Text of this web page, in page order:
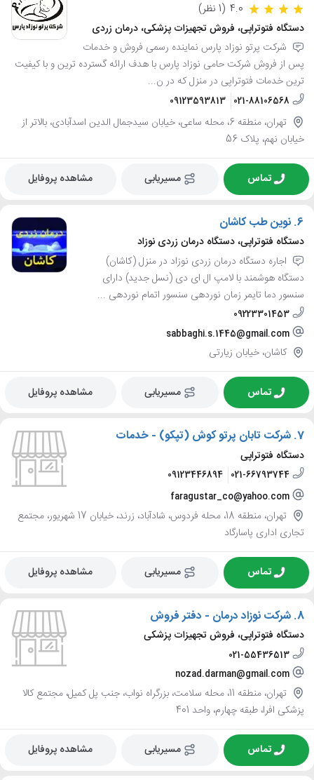
4.0 (1 نظر)
دستگاه فتوتراپی، فروش تجهیزات پزشکی، درمان زردی
شرکت پرتو نوزاد پارس نماینده رسمی فروش و خدمات
پس از فروش شرکت حامی نوزاد پارس با هدف ارائه گسترده ترین و با کیفیت
ترین خدمات فتوتراپی در منزل که در ن...
021-88106568
09123593813
تهران، منطقه 6، محله ساعی، خیابان سیدجمال الدین اسدآبادی، بالاتر از
خیابان نهم، پلاک 56
تماس مسیریابی مشاهده پروفایل
6. نوین طب کاشان
دستگاه فتوتراپی، دستگاه درمان زردی نوزاد
اجاره دستگاه درمان زردی نوزاد در منزل (کاشان)
دستگاه هوشمند با لامپ ال ای دی (نسل جدید) دارای
سنسور دما تایمر زمان نوردهی سنسور اتمام نوردهی ...
09223301453
sabbaghi.s.1445@gmail.com
کاشان، خیابان زیارتی
تماس مسیریابی مشاهده پروفایل
7. شرکت تابان پرتو کوش (تپکو) - خدمات
دستگاه فتوتراپی
021-66793744
09123446894
faragustar_co@yahoo.com
تهران، منطقه 18، محله فردوس، شادآباد، زرند، خیابان 17 شهریور، مجتمع
تجاری اداری پاسارگاد
تماس مسیریابی مشاهده پروفایل
8. شرکت نوزاد درمان - دفتر فروش
دستگاه فتوتراپی، فروش تجهیزات پزشکی
021-55436513
nozad.darman@gmail.com
تهران، منطقه 11، محله سلامت، بزرگراه نواب، جنب پل کمیل، مجتمع کالا
پزشکی افرا، طبقه چهارم، واحد 401
تماس مسیریابی مشاهده پروفایل